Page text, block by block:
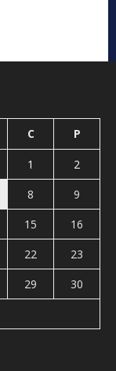
C P
1
2
8
9
15
16
22
23
29
30